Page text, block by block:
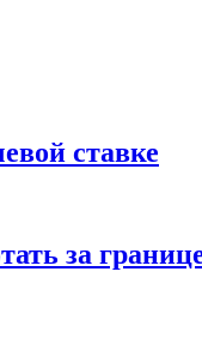
ставке
за